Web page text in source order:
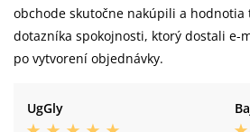
obchode skutočne nakúpili a hodnotia
dotazníka spokojnosti, ktorý dostali e-
po vytvorení objednávky.
UgGly